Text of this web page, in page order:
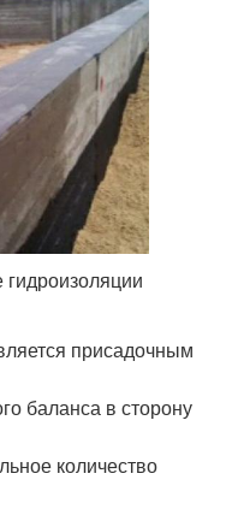
присадочным
баланса в сторону
количество